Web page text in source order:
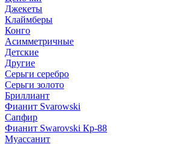
Джекеты
Клаймберы
Конго
Асимметричные
Детские
Другие
Серьги серебро
Серьги золото
Бриллиант
Фианит Svarowski
Сапфир
Фианит Swarovski Кр-88
Муассанит